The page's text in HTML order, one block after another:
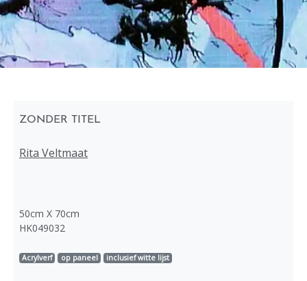
ZONDER TITEL
Rita Veltmaat
50cm X 70cm
HK049032
Acrylverf op paneel inclusief witte lijst